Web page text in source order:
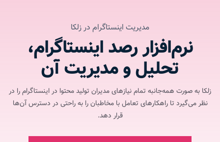
مدیریت اینستاگرام در زلکا
نرم‌افزار رصد اینستاگرام،
تحلیل و مدیریت آن
زلکا به صورت همه‌جانبه تمام نیازهای مدیران تولید محتوا در اینستاگرام را در
نظر می‌گیرد تا راهکارهای تعامل با مخاطبان را به راحتی در دسترس آن‌ها
قرار دهد.